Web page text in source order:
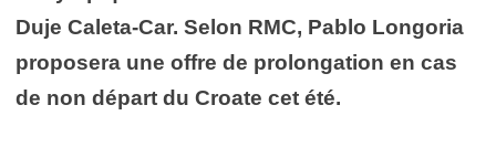
Duje Caleta-Car. Selon RMC, Pablo Longoria
proposera une offre de prolongation en cas
de non départ du Croate cet été.